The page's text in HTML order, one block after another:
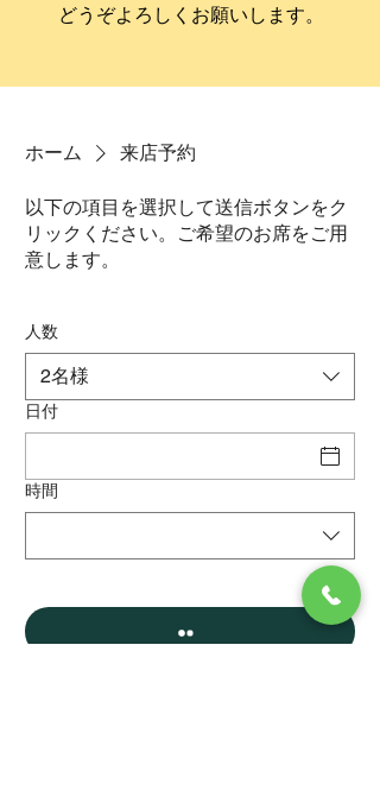
​どうぞよろしくお願いします。
ホーム 来店予約
以下の項目を選択して送信ボタンをク
リックください。ご希望のお席をご用
意します。
人数
2名様
日付
時間